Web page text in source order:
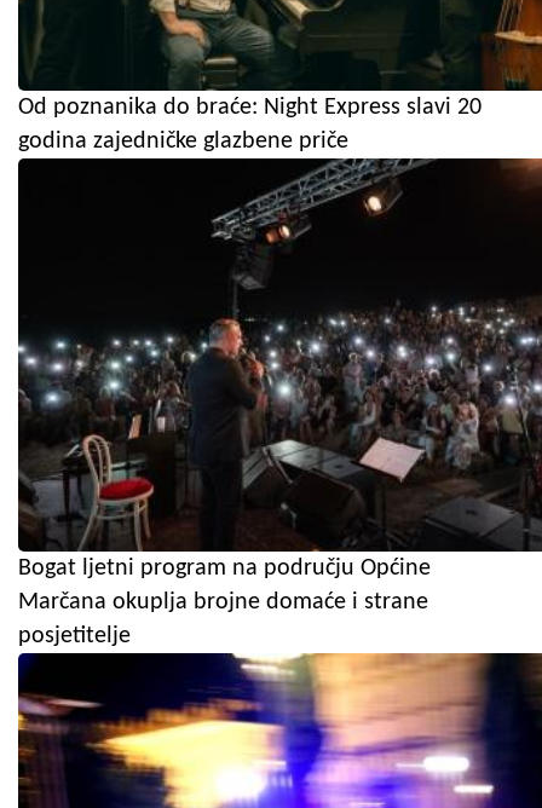
Od poznanika do braće: Night Express slavi 20
godina zajedničke glazbene priče
Bogat ljetni program na području Općine
Marčana okuplja brojne domaće i strane
posjetitelje